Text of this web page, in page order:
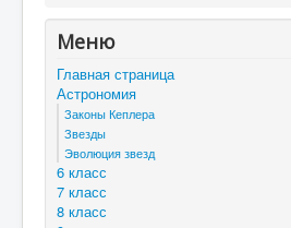
Меню
Главная страница
Астрономия
Законы Кеплера
Звезды
Эволюция звезд
6 класс
7 класс
8 класс